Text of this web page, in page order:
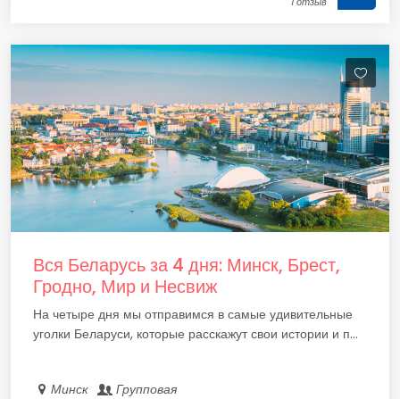
Вся Беларусь за 4 дня: Минск, Брест,
Гродно, Мир и Несвиж
На четыре дня мы отправимся в самые удивительные
уголки Беларуси, которые расскажут свои истории и п...
Минск Групповая